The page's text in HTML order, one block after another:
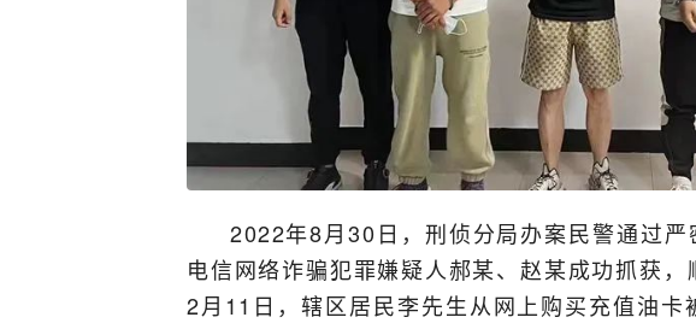
2022年8月30日，刑侦分局办案民警通过
电信网络诈骗犯罪嫌疑人郝某、赵某成功抓获
2月11日，辖区居民李先生从网上购买充值油